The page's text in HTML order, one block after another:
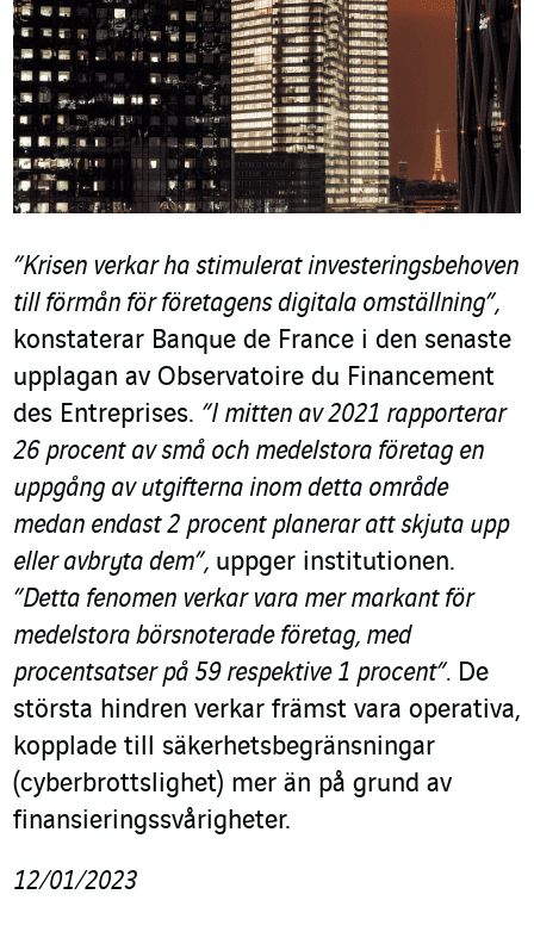
”Krisen verkar ha stimulerat investeringsbehoven
till förmån för företagens digitala omställning”,
konstaterar Banque de France i den senaste
upplagan av Observatoire du Financement
des Entreprises. ”I mitten av 2021 rapporterar
26 procent av små och medelstora företag en
uppgång av utgifterna inom detta område
medan endast 2 procent planerar att skjuta upp
eller avbryta dem”, uppger institutionen.
”Detta fenomen verkar vara mer markant för
medelstora börsnoterade företag, med
procentsatser på 59 respektive 1 procent”. De
största hindren verkar främst vara operativa,
kopplade till säkerhetsbegränsningar
(cyberbrottslighet) mer än på grund av
finansieringssvårigheter.
12/01/2023